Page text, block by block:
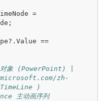
=
;
?. Value ==
象 (PowerPoint) |
zh-
)
主动画序列